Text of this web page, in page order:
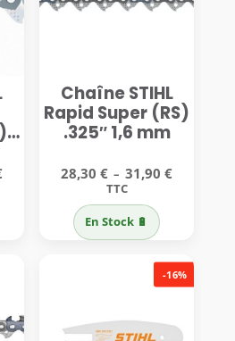
Plage
Chaîne STIHL
Rapid Super (RS)
.325″ 1,6 mm
28,30€ – 31,90€Plage
TTC
En Stock 🔋
-16%